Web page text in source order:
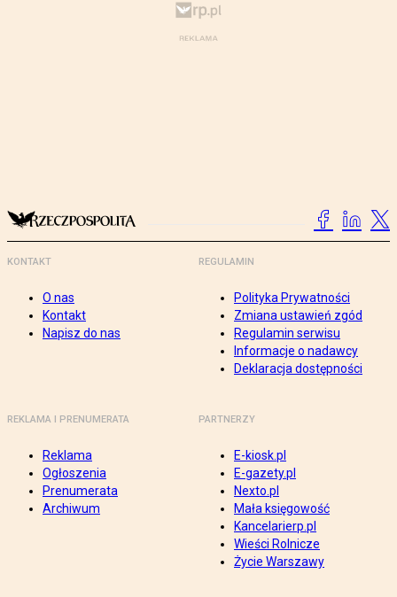
KONTAKT
O nas
Kontakt
Napisz do nas
REGULAMIN
Polityka Prywatności
Zmiana ustawień zgód
Regulamin serwisu
Informacje o nadawcy
Deklaracja dostępności
REKLAMA I PRENUMERATA
Reklama
Ogłoszenia
Prenumerata
Archiwum
PARTNERZY
E-kiosk.pl
E-gazety.pl
Nexto.pl
Mała księgowość
Kancelarierp.pl
Wieści Rolnicze
Życie Warszawy